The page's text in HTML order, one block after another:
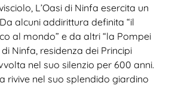
L’Oasi di Ninfa esercita un
alcuni addirittura definita “il
al mondo” e da altri “la Pompei
di Ninfa, residenza dei Principi
nel suo silenzio per 600 anni.
rivive nel suo splendido giardino